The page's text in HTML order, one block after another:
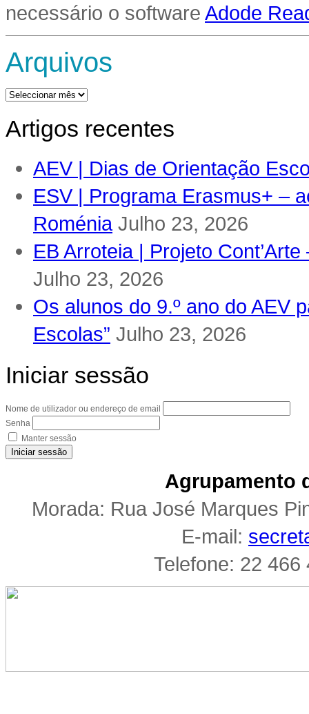
necessário o software Adode
Arquivos
Arquivos
Artigos recentes
AEV | Dias de Orientação
ESV | Programa Erasmus+ –
Roménia Julho 23, 2026
EB Arroteia | Projeto
Julho 23, 2026
Os alunos do 9.º ano do AEV
Escolas” Julho 23, 2026
Iniciar sessão
Nome de utilizador ou endereço de email
Senha
Manter sessão
Iniciar sessão
Agrupamento
Morada: Rua José Marques
E-mail:
Telefone: 22